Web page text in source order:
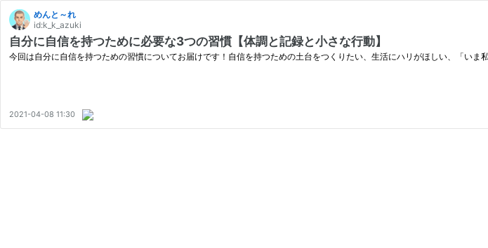
めんと～れ
id:k_k_azuki
自分に自信を持つために必要な3つの習慣【体調と記録と小さな行動】
今回は自分に自信を持つための習慣についてお届けです！自信を持つための土台をつくりたい、生活にハリがほしい、「いま
2021-04-08 11:30